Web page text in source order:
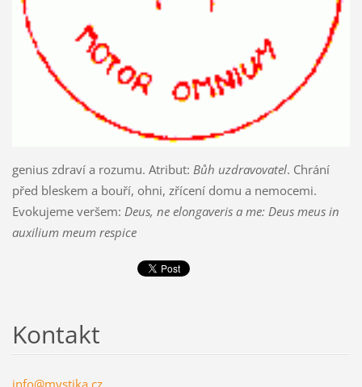
genius zdraví a rozumu. Atribut: Bůh uzdravovatel. Chrání
před bleskem a bouří, ohni, zřícení domu a nemocemi.
Evokujeme veršem: Deus, ne elongaveris a me: Deus meus in
auxilium meum respice
Kontakt
info@mystika.cz